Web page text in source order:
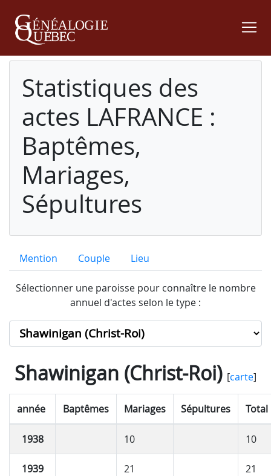
Statistiques des
actes LAFRANCE :
Baptêmes,
Mariages,
Sépultures
Mention Couple Lieu
Sélectionner une paroisse pour connaître le nombre
annuel d'actes selon le type :
Shawinigan (Christ-Roi)[carte]
année Baptêmes Mariages Sépultures Total
1938 10 10
1939 21 21